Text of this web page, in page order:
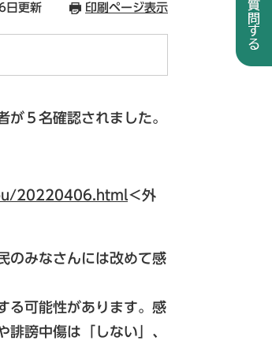
日更新 印刷ページ表示
５名確認されました。
20220406.html ＜外
のみなさんには改めて感
る可能性があります。感
謗中傷は「しない」、